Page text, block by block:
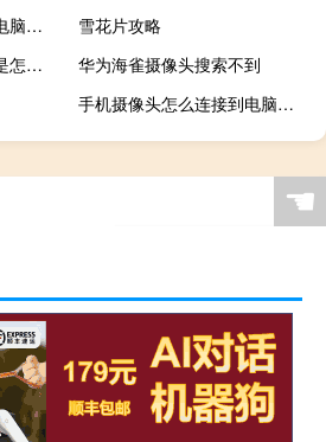
安卓手机摄像头可以当电脑摄像头吗
雪花片攻略
监控摄像头设备不在线是怎么回事
华为海雀摄像头搜索不到
手机摄像头怎么连接到电脑上当摄像头用
☚